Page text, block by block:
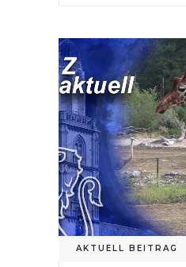
AKTUELL BEITRAG